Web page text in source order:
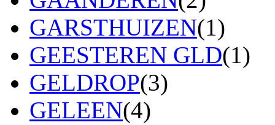
GARSTHUIZEN(1)
GEESTEREN GLD(1)
GELDROP(3)
GELEEN(4)